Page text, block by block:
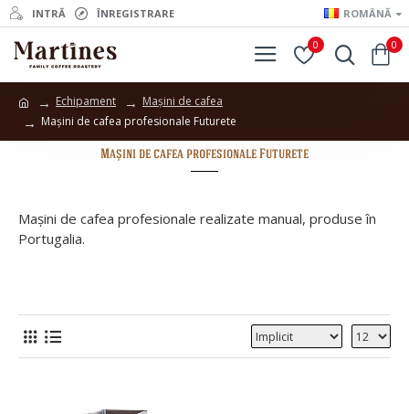
INTRĂ ÎNREGISTRARE ROMÂNĂ
0 0
Echipament
Mașini de cafea
Mașini de cafea profesionale Futurete
Mașini de cafea profesionale Futurete
Mașini de cafea profesionale realizate manual, produse în
Portugalia.